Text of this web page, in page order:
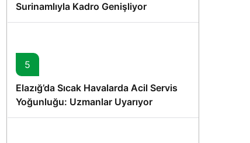
Surinamlıyla Kadro Genişliyor
5
Elazığ’da Sıcak Havalarda Acil Servis
Yoğunluğu: Uzmanlar Uyarıyor